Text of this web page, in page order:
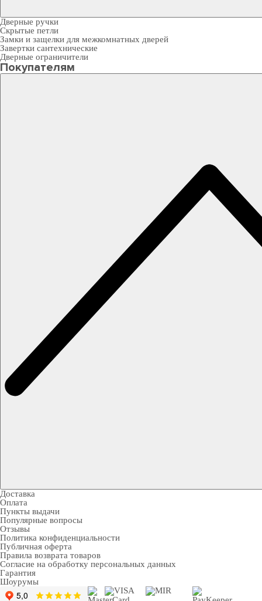
Дверные ручки
Скрытые петли
Замки и защелки для межкомнатных дверей
Завертки сантехнические
Дверные ограничители
Покупателям
Доставка
Оплата
Пункты выдачи
Популярные вопросы
Отзывы
Политика конфиденциальности
Публичная оферта
Правила возврата товаров
Согласие на обработку персональных данных
Гарантия
Шоурумы